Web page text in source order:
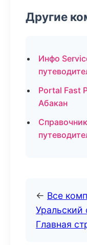
Другие
Инфо
Portal Fast
Абакан
← Все
Уральский
Главная